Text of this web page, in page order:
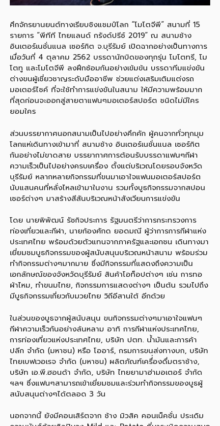
ศึกจักรยานยนต์ทางเรียบชิงแชมป์โลก “โมโตจีพี” สนามที่ 15
รายการ “พีทีที ไทยแลนด์ กรังด์ปรีซ์ 2019” ณ สนามช้าง
อินเตอร์เนชั่นแนล เซอร์กิต จ.บุรีรัมย์ เปิดฉากอย่างเป็นทางการ
เมื่อวันที่ 4 ตุลาคม 2562 บรรดานักบิดของทุกรุ่น โมโตทรี, โม
โตทู และโมโตจีพี ลงฝึกซ้อมกันอย่างเข้มข้น บรรดาทีมแข่งขัน
ต่างขนผู้เชี่ยวชาญระดับมืออาชีพ ช่วยแต่งเสริมเติมแต่งรถ
มอเตอร์ไซค์ ที่จะใช้ทำการแข่งขันในสนาม ให้มีความพร้อมมาก
ที่สุดก่อนจะออกสู่สายตาแฟนๆมอเตอร์สปอร์ต ชนิดไม่มีใคร
ยอมใคร
ส่วนบรรยากาศนอกสนามเป็นไปอย่างคึกคัก ผู้คนจากทั่วทุกมุม
โลกแห่เดินทางเข้ามาที่ สนามช้าง อินเตอร์เนชั่นแนล เซอร์กิต
กันอย่างไม่ขาดสาย บรรยากาศการต้อนรับบรรดาแฟนๆกีฬา
ความเร็วเป็นไปอย่างครบเครื่อง ตั้งแต่บริเวณโดยรอบจังหวัด
บุรีรัมย์ หลากหลายกิจกรรมที่ขนมาเอาใจแฟนมอเตอร์สปอร์ต
นับแสนคนที่หลั่งไหลเข้ามาในงาน รวมทั้งบูธกิจกรรมจากสปอน
เซอร์ต่างๆ มาสร้างสีสันบริเวณหน้าสังเวียนการแข่งขัน
โดย นายพิพัฒน์ รัชกิจประการ รัฐมนตรีว่าการกระทรวงการ
ท่องเที่ยวและกีฬา, นายก้องศักด ยอดมณี ผู้ว่าการการกีฬาแห่ง
ประเทศไทย พร้อมด้วยตัวแทนจากภาครัฐและเอกชน เดินทางมา
เยี่ยมชมบูธกิจกรรมของผู้สนับสนุนบริเวณหน้าสนาม พร้อมร่วม
ทำกิจกรรมต่างๆมากมาย ซึ่งมีกิจกรรมที่แสดงถึงความเป็น
เอกลักษณ์ของจังหวัดบุรีรัมย์ สินค้าโอท็อปต่างๆ เช่น การทอ
ผ้าไหม, ทำขนมไทย, กิจกรรมการแสดงต่างๆ เป็นต้น รวมไปถึง
มีบูธกิจกรรมเกี่ยวกับมวยไทย วิถีอีสานใต้ อีกด้วย
ในส่วนของบูธจากผู้สนับสนุน ขนกิจกรรมต่างๆมาเอาใจแฟนๆ
กีฬาความเร็วกันอย่างล้นหลาม อาทิ การกีฬาแห่งประเทศไทย,
การท่องเที่ยวแห่งประเทศไทย, บริษัท ปตท. น้ำมันและการค้า
ปลีก จำกัด (มหาชน) หรือ โออาร์, กรมการขนส่งทางบก, บริษัท
ไทยเบฟเวอเรจ จำกัด (มหาชน) ผลิตภัณฑ์เครื่่องดื่มตราช้าง,
บริษัท เอ.พี.ฮอนด้า จำกัด, บริษัท ไทยยามาฮ่ามอเตอร์ จำกัด
ฯลฯ ซึ่งแฟนๆสามารถเข้าเยี่ยมชมและร่วมทำกิจกรรมของบูธผู้
สนับสนุนต่างๆได้ตลอด 3 วัน
นอกจากนี้ ยังมีคอนเสิร์ตจาก ช้าง มิวสิค คอนเน็คชั่น ประเดิม